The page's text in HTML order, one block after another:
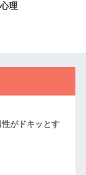
理
がドキッとす